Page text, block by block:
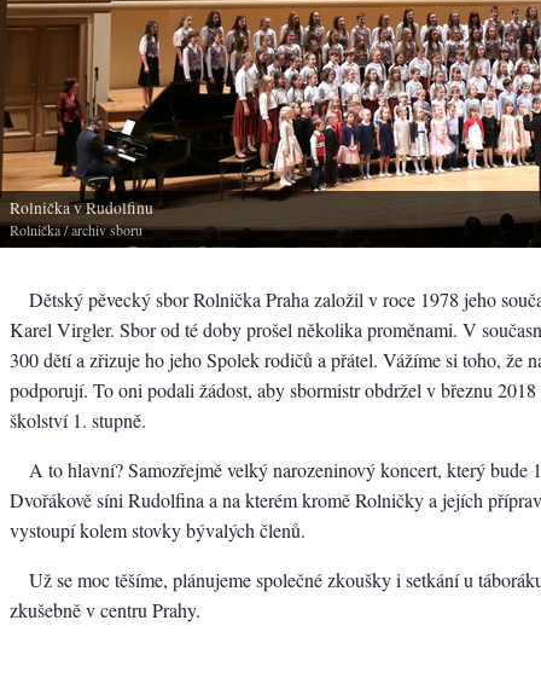
Rolnička v Rudolfinu
Rolnička/ archiv sboru
Dětský pěvecký sbor Rolnička Praha založil v roce 1978 jeho
Karel Virgler. Sbor od té doby prošel několika proměnami. V
300 dětí a zřizuje ho jeho Spolek rodičů a přátel. Vážíme si toho, že
podporují. To oni podali žádost, aby sbormistr obdržel v březnu
školství 1. stupně.
A to hlavní? Samozřejmě velký narozeninový koncert, který bude
Dvořákově síni Rudolfina a na kterém kromě Rolničky a jejích
vystoupí kolem stovky bývalých členů.
Už se moc těšíme, plánujeme společné zkoušky i setkání u
zkušebně v centru Prahy.